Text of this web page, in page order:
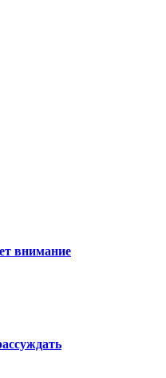
внимание